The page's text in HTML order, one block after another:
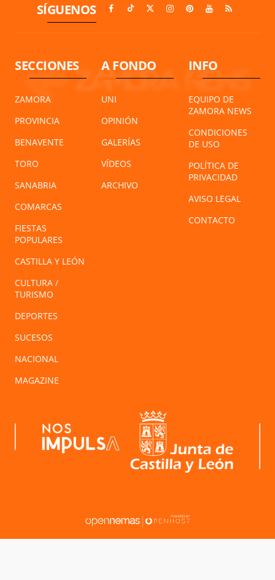
SÍGUENOS
SECCIONES
ZAMORA
PROVINCIA
BENAVENTE
TORO
SANABRIA
COMARCAS
FIESTAS
POPULARES
CASTILLA Y LEÓN
CULTURA /
TURISMO
DEPORTES
SUCESOS
NACIONAL
MAGAZINE
A FONDO
UNI
OPINIÓN
GALERÍAS
VÍDEOS
ARCHIVO
INFO
EQUIPO DE
ZAMORA NEWS
CONDICIONES
DE USO
POLÍTICA DE
PRIVACIDAD
AVISO LEGAL
CONTACTO